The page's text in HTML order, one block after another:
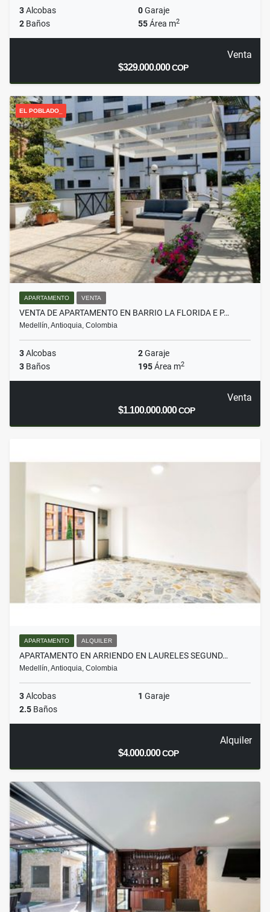
3Alcobas 0Garaje
2 Baños 55Área m2
Venta
$329.000.000COP
EL POBLADO_
APARTAMENTO VENTA
VENTA DE APARTAMENTO EN BARRIO LA FLORIDA E P…
Medellín, Antioquia, Colombia
3Alcobas 2Garaje
3 Baños 195Área m2
Venta
$1.100.000.000COP
APARTAMENTO ALQUILER
APARTAMENTO EN ARRIENDO EN LAURELES SEGUND…
Medellín, Antioquia, Colombia
3Alcobas 1 Garaje
2.5 Baños
Alquiler
$4.000.000COP